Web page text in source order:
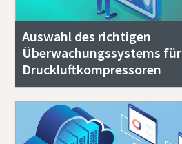
Auswahl des richtigen
Überwachungssystems für
Druckluftkompressoren